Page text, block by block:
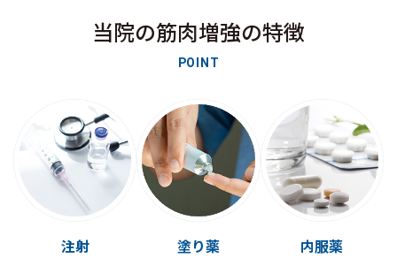
当院の筋肉増強の特徴
POINT
注射 塗り薬 内服薬